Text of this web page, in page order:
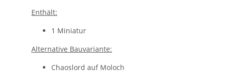
Enthält:
1 Miniatur
Alternative Bauvariante:
Chaoslord auf Moloch